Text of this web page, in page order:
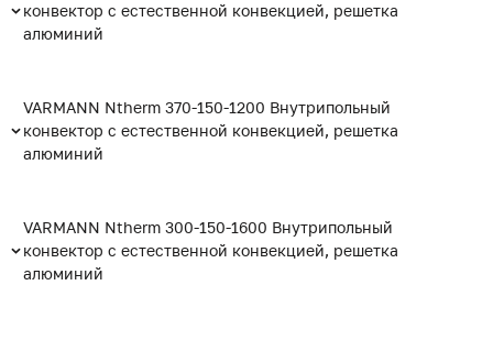
конвектор с естественной конвекцией, решетка
алюминий
VARMANN Ntherm 370-150-1200 Внутрипольный
конвектор с естественной конвекцией, решетка
алюминий
VARMANN Ntherm 300-150-1600 Внутрипольный
конвектор с естественной конвекцией, решетка
алюминий